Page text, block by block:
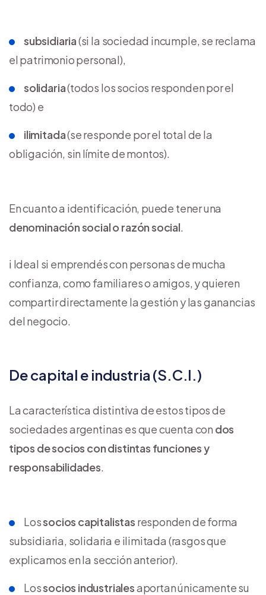
subsidiaria(si la sociedad incumple, se reclama
el patrimonio personal),
solidaria(todos los socios responden por el
todo) e
ilimitada(se responde por el total de la
obligación, sin límite de montos).
En cuanto a identificación, puede tener una
denominación social o razón social.
​ℹ️ Ideal si emprendés con personas de mucha
confianza, como familiares o amigos, y quieren
compartir directamente la gestión y las ganancias
del negocio.
De capital e industria (S.C.I.)
La característica distintiva de estos tipos de
sociedades argentinas es que cuenta con dos
tipos de socios con distintas funciones y
responsabilidades.
Lossocios capitalistas responden de forma
subsidiaria, solidaria e ilimitada (rasgos que
explicamos en la sección anterior).
Lossocios industrialesaportan únicamente su